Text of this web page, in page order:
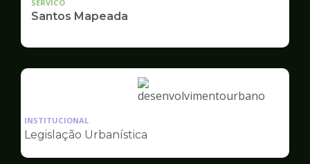
SERVICO
Santos Mapeada
Ilustração
INSTITUCIONAL
Legislação Urbanística